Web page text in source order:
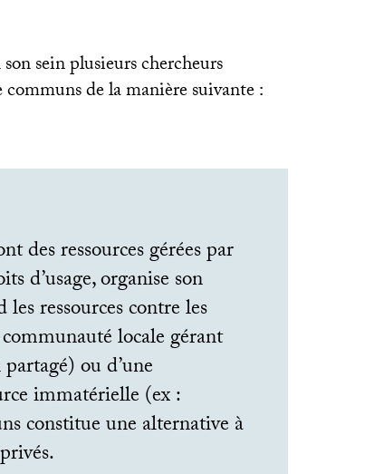
sein plusieurs chercheurs
de la manière suivante :
des ressources gérées par
d’usage, organise son
ressources contre les
locale gérant
ou d’une
immatérielle (ex :
constitue une alternative à